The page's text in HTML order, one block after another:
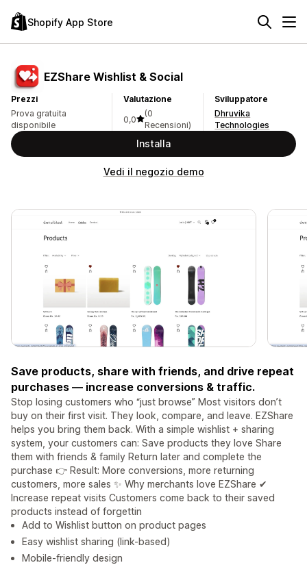
Shopify App Store
EZShare Wishlist & Social
Prezzi
Prova gratuita
disponibile
Valutazione
0,0
(0
Recensioni)
Sviluppatore
Dhruvika
Technologies
Installa
Vedi il negozio demo
Save products, share with friends, and drive repeat
purchases — increase conversions & traffic.
Stop losing customers who “just browse” Most visitors don’t
buy on their first visit. They look, compare, and leave. EZShare
helps you bring them back. With a simple wishlist + sharing
system, your customers can: Save products they love Share
them with friends & family Return later and complete the
purchase 👉 Result: More conversions, more returning
customers, more sales ✨ Why merchants love EZShare ✔
Increase repeat visits Customers come back to their saved
products instead of forgettin
Add to Wishlist button on product pages
Easy wishlist sharing (link-based)
Mobile-friendly design